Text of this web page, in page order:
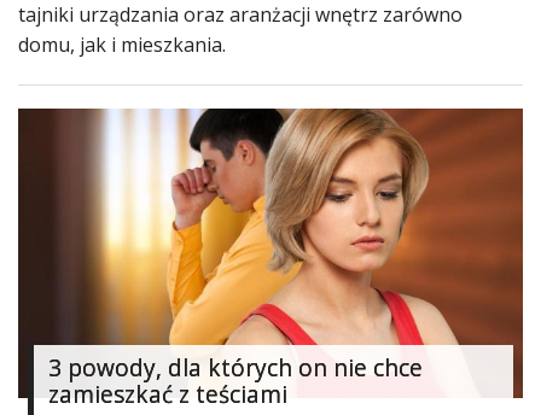
Przepisy
Wesele
Moda
tajniki urządzania oraz aranżacji wnętrz zarówno
domu, jak i mieszkania.
3 powody, dla których on nie chce
zamieszkać z teściami